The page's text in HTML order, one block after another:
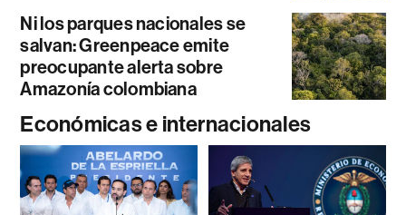
Ni los parques nacionales se
salvan: Greenpeace emite
preocupante alerta sobre
Amazonía colombiana
Económicas e internacionales